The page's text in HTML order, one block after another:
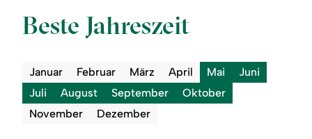
Beste Jahreszeit
Januar Februar März April Mai
Juni
Juli
August September
Oktober
November
Dezember